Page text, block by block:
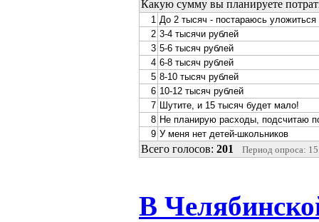
Какую сумму вы планируете
1 До 2 тысяч - постараюсь
2 3-4 тысячи рублей
3 5-6 тысяч рублей
4 6-8 тысяч рублей
5 8-10 тысяч рублей
6 10-12 тысяч рублей
7 Шутите, и 15 тысяч будет мало!
8 Не планирую расходы, подсчитаю
9 У меня нет детей-школьников
Всего голосов: 201 Период опроса:
В